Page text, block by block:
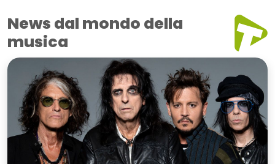
News dal mondo della
musica